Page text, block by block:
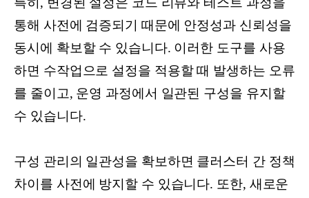
통해 사전에 검증되기 때문에 안정성과 신뢰성을
동시에 확보할 수 있습니다. 이러한 도구를 사용
하면 수작업으로 설정을 적용할 때 발생하는 오류
를 줄이고, 운영 과정에서 일관된 구성을 유지할
수 있습니다.
구성 관리의 일관성을 확보하면 클러스터 간 정책
차이를 사전에 방지할 수 있습니다. 또한, 새로운